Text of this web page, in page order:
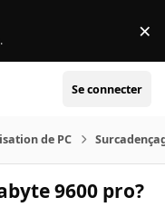
. ×
Se connecter
de PC
9600 pro?